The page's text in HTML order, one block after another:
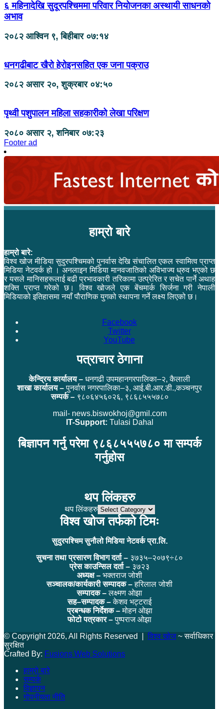
६ महिनादेखि सुदूरपश्चिममा परिवार नियोजनका अस्थायी साधनको
अभाव
२०८२ आश्विन ९, बिहीबार ०७:१४
धनगढीबाट खैरो हेरोइनसहित एक जना पक्राउ
२०८२ असार २०, शुक्रबार ०४:५०
पृथ्वी पशुपालन महिला सहकारीको लेखा परिक्षण
२०८० असार २, शनिबार ०७:२३
Footer ad
हाम्रो बारे
हाम्रो बारे:
विश्व खोज मीडिया सुदुरपश्चिमको पुनर्वास देखि संचालित एकल स्वामित्व प्राप्त
मिडिया नेटवर्क हो । अनलाइन मिडिया मानवजातिको अविभाज्य ध्रुव भएको छ
र यसले मानिसहरूलाई बढी प्रभावकारी तरिकामा उत्प्रेरित र सचेत पार्ने अथाह
शक्ति प्राप्त गरेको छ। विश्व खोजले एक बेंचमार्क सिर्जना गरी नेपाली
मिडियाको इतिहासमा नयाँ पौराणिक युगको स्थापना गर्ने लक्ष्य लिएको छ।
Facebook
Twitter
YouTube
पत्राचार ठेगाना
केन्द्रिय कार्यालय – धनगढी उपमहानगरपालिका–२, कैलाली
शाखा कार्यालय –पुनर्वास नगरपालिका–३, आई.बी.आर.डी.,कञ्चनपुर
सम्पर्क –९८०६४५६०२६, ९८६८५५५७८०
mail- news.biswokhoj@gmil.com
IT-Support: Tulasi Dahal
बिज्ञापन गर्नु परेमा ९८६८५५५७८० मा सम्पर्क
गर्नुहोस
थप लिंकहरु
थप लिंकहरु
विश्व खोज तर्फको टिमः
सुदुरपश्चिम सुनौलो मिडिया नेटवर्क प्रा.लि.
सुचना तथा प्रसारण विभाग दर्ता – ३७३५–२०७९÷८०
प्रेस काउन्सिल दर्ता – ३७२३
अध्यक्ष – भक्तराज जोशी
सञ्चालक/कार्यकारी सम्पादक –हरिलाल जोशी
सम्पादक –लक्ष्मण ओझा
सह–सम्पादक –केशव भट्टराई
प्रबन्धक निर्देशक –मोहन ओझा
फोटो पत्रकार –पुष्पराज ओझा
© Copyright 2026, All Rights Reserved | विश्व खोज~ सर्वाधिकार
सुरक्षित
Crafted By: Fusions Web Solutions
हाम्रो बारे
सम्पर्क
विज्ञापन
गोपनीयता नीति